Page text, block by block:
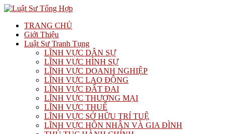
TRANG CHỦ
Giới Thiệu
Luật Sư Tranh Tụng
LĨNH VỰC DÂN SỰ
LĨNH VỰC HÌNH SỰ
LĨNH VỰC DOANH NGHIỆP
LĨNH VỰC LAO ĐỘNG
LĨNH VỰC ĐẤT ĐAI
LĨNH VỰC THƯƠNG MẠI
LĨNH VỰC THUẾ
LĨNH VỰC SỞ HỮU TRÍ TUỆ
LĨNH VỰC HÔN NHÂN VÀ GIA ĐÌNH